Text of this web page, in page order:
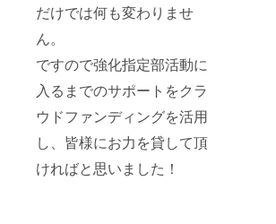
だけでは何も変わりませ
ん。
ですので強化指定部活動に
入るまでのサポートをクラ
ウドファンディングを活用
し、皆様にお力を貸して頂
ければと思いました！